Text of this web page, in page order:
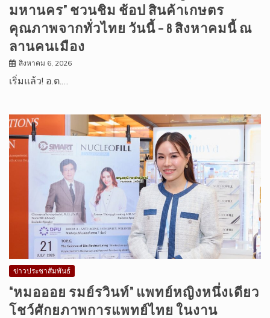
มหานคร” ชวนชิม ช้อป สินค้าเกษตร
คุณภาพจากทั่วไทย วันนี้ – 8 สิงหาคมนี้ ณ
ลานคนเมือง
สิงหาคม 6, 2026
เริ่มแล้ว! อ.ต.…
ข่าวประชาสัมพันธ์
“หมอออย รมย์รวินท์” แพทย์หญิงหนึ่งเดียว
โชว์ศักยภาพการแพทย์ไทย ในงาน